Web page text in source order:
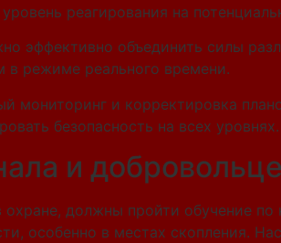
реагирования на
эффективно объединить силы
в режиме реального времени.
мониторинг и корректировка
безопасность на всех уровнях.
и
охране, должны пройти обучение
особенно в местах скопления.